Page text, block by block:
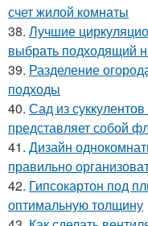
счет жилой комнаты
38. Лучшие
выбрать подходящий
39. Разделение
подходы
40. Сад из
представляет собой
41. Дизайн
правильно
42. Гипсокартон под
оптимальную толщину